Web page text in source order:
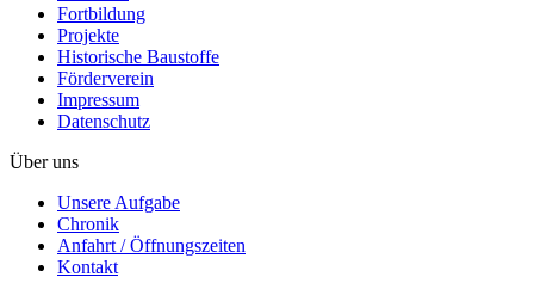
Fortbildung
Projekte
Historische Baustoffe
Förderverein
Impressum
Datenschutz
Über uns
Unsere Aufgabe
Chronik
Anfahrt / Öffnungszeiten
Kontakt